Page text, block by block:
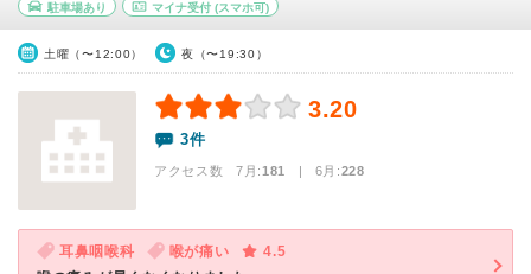
駐車場あり マイナ受付(スマホ可)
土曜（〜12:00） 夜（〜19:30）
3.20
3件
アクセス数 7月:181 | 6月:228
耳鼻咽喉科 喉が痛い
4.5